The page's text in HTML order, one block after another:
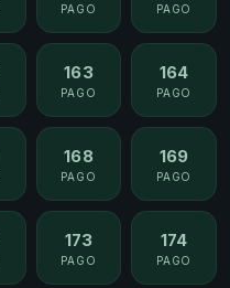
PAGO PAGO
163
PAGO
164
PAGO
168
PAGO
169
PAGO
173
PAGO
174
PAGO